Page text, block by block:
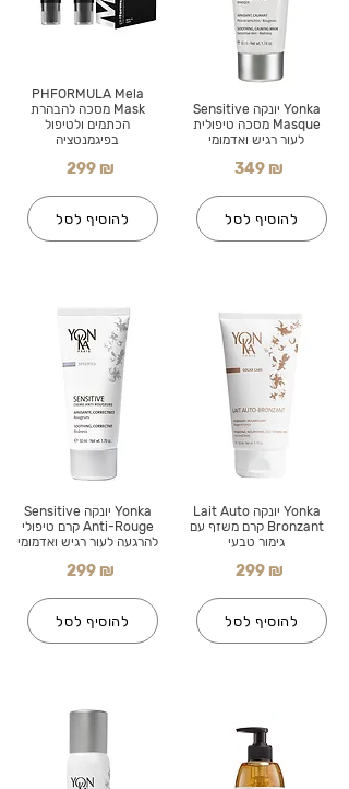
PHFORMULA Mela
Mask מסכה להבהרת
הכתמים ולטיפול
בפיגמנטציה
299 ₪
להוסיף לסל
Yonka יונקה Sensitive
Anti-Rouge קרם טיפולי
להרגעה לעור רגיש ואדמומי
299 ₪
להוסיף לסל
Yonka יונקה Sensitive
Masque מסכה טיפולית
לעור רגיש ואדמומי
349 ₪
להוסיף לסל
Yonka יונקה Lait Auto
Bronzant קרם משזף עם
גימור טבעי
299 ₪
להוסיף לסל